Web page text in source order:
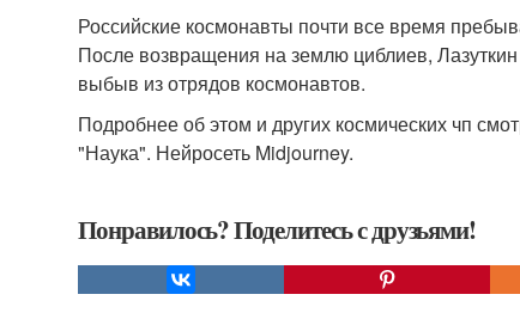
Российские космонавты почти все время
После возвращения на землю циблиев,
выбыв из отрядов космонавтов.
Подробнее об этом и других космических чп
"Наука". Нейросеть Midjourney.
Понравилось? Поделитесь с друзьями!